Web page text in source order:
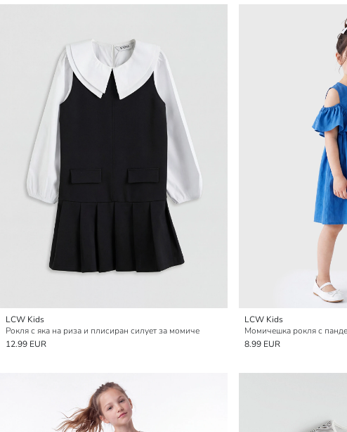
LCW Kids
Рокля с яка на риза и плисиран силует за момиче
12.99 EUR
LCW Kids
Момичешка рокля с
8.99 EUR